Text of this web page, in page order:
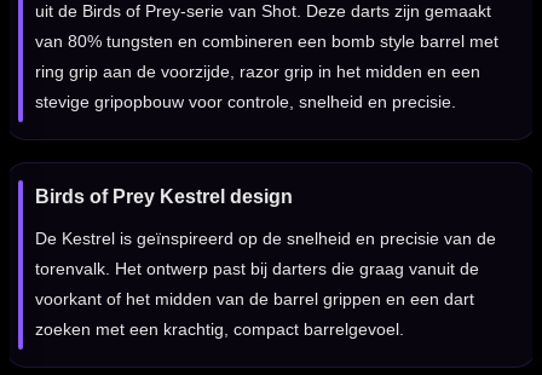
uit de Birds of Prey-serie van Shot. Deze darts zijn gemaakt
van 80% tungsten en combineren een bomb style barrel met
ring grip aan de voorzijde, razor grip in het midden en een
stevige gripopbouw voor controle, snelheid en precisie.
Birds of Prey Kestrel design
De Kestrel is geïnspireerd op de snelheid en precisie van de
torenvalk. Het ontwerp past bij darters die graag vanuit de
voorkant of het midden van de barrel grippen en een dart
zoeken met een krachtig, compact barrelgevoel.